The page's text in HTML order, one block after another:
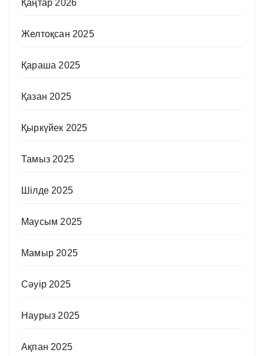
Қаңтар 2026
Желтоқсан 2025
Қараша 2025
Қазан 2025
Қыркүйек 2025
Тамыз 2025
Шілде 2025
Маусым 2025
Мамыр 2025
Сәуір 2025
Наурыз 2025
Ақпан 2025